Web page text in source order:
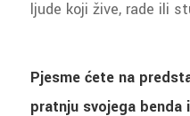
ljude koji žive, rade ili
Pjesme ćete na
pratnju svojega benda